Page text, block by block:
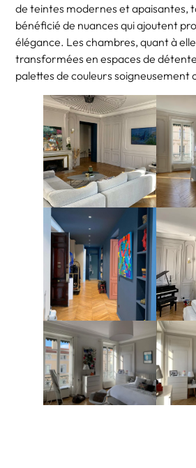
de teintes modernes et apaisantes,
bénéficié de nuances qui ajoutent
élégance. Les chambres, quant à
transformées en espaces de
palettes de couleurs soigneusement